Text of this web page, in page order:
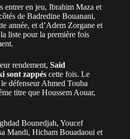
entrer en jeu, Ibrahim Maza et
de Badredine Bouanani,
année, et d’Adem Zorgane et
liste pour la première fois
rendement, Said
sont zappés cette fois. Le
défenseur Ahmed Touba
titre que Houssem Aouar,
Bounedjah, Youcef
Mandi, Hicham Bouadaoui et